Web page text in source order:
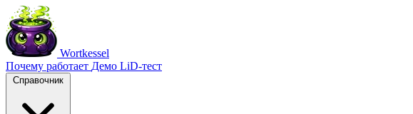
Wortkessel
Почему работает Демо LiD-тест
Справочник